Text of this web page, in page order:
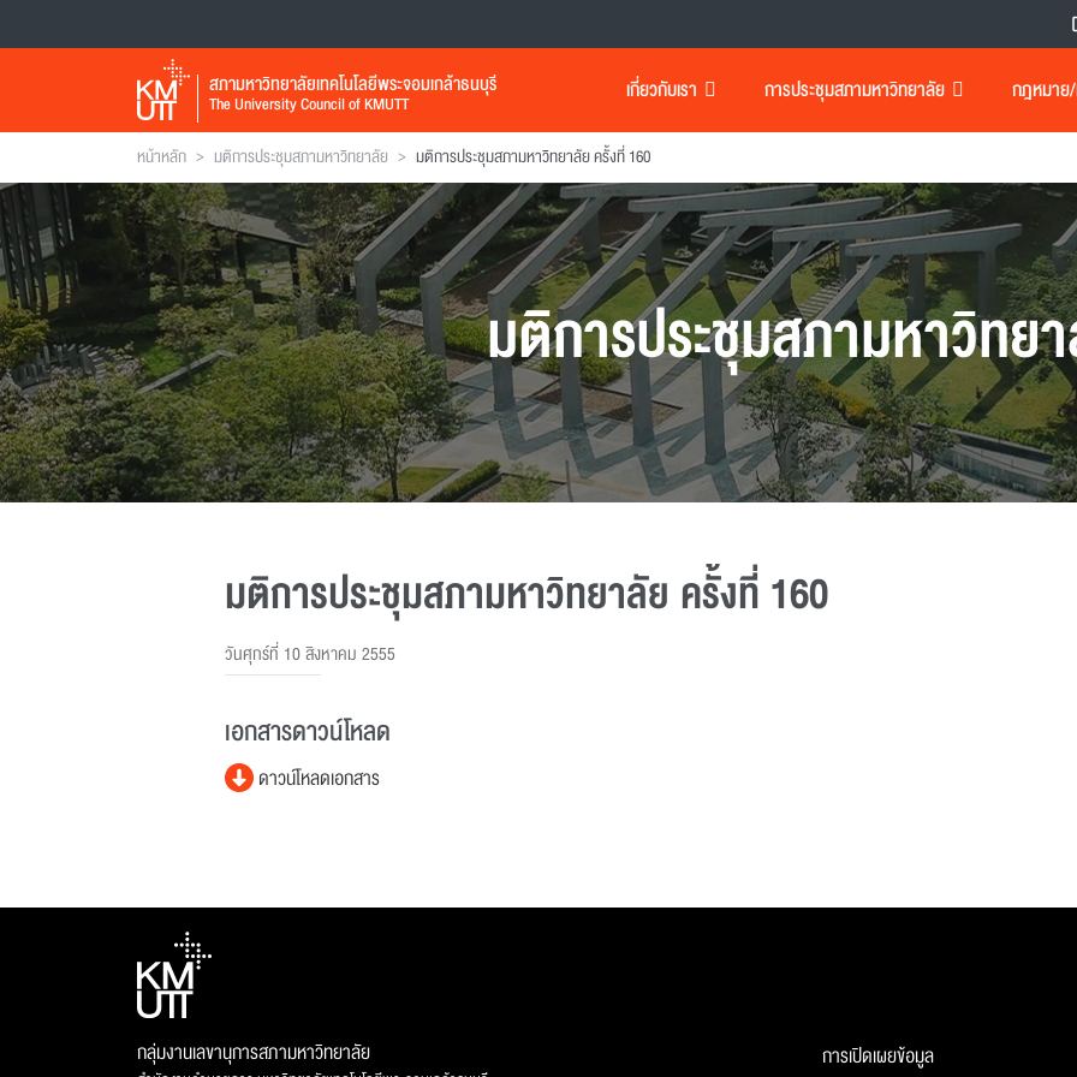
สภามหาวิทยาลัยเทคโนโลยีพระจอมเกล้าธนบุรี
The University Council of KMUTT เกี่ยวกับเรา การประชุมสภามหาวิทยาลัย กฎหมาย/
หน้าหลัก > มติการประชุมสภามหาวิทยาลัย > มติการประชุมสภามหาวิทยาลัย ครั้งที่ 160
มติการประชุมสภามหาวิทย
มติการประชุมสภามหาวิทยาลัย ครั้งที่ 160
วันศุกร์ที่ 10 สิงหาคม 2555
เอกสารดาวน์โหลด
ดาวน์โหลดเอกสาร
กลุ่มงานเลขานุการสภามหาวิทยาลัย การเปิดเผยข้อมูล